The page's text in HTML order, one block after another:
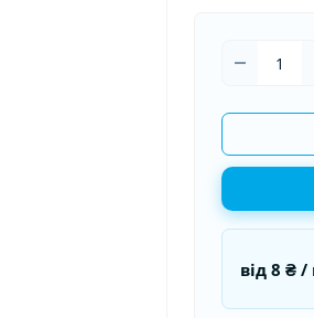
від 8 ₴/